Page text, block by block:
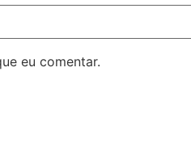
eu comentar.